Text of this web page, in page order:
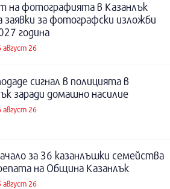
на фотографията в Казанлък
заявки за фотографски изложби
година
август 26
сигнал в полицията в
заради домашно насилие
август 26
за 36 казанлъшки семейства
на Община Казанлък
август 26